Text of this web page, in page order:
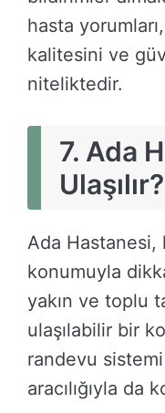
hasta
kalitesini ve
niteliktedir.
7. Ada
Ulaşılır?
Ada Hastanesi,
konumuyla
yakın ve toplu
ulaşılabilir bir
randevu
aracılığıyla da